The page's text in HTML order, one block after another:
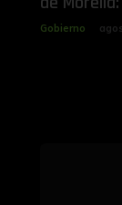
Gobierno